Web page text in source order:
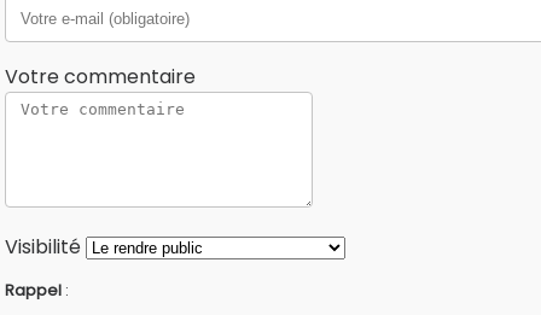
Votre commentaire
Visibilité
Rappel :